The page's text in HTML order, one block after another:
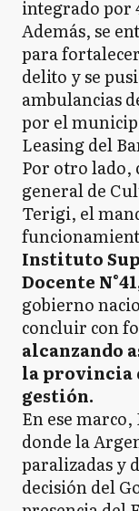
integrado por
Además, se
para
delito y se
ambulancias
por el
Leasing del
Por otro lado,
general de
Terigi, el
Instituto
Docente
gobierno
concluir con
alcanzando
la provincia
gestión.
En ese
donde la
paralizadas y
decisión del